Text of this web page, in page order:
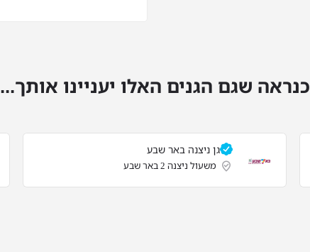
כנראה שגם הגנים האלו יעניינו אותך...
גן ניצנה באר שבע
משעול ניצנה 2 באר שבע